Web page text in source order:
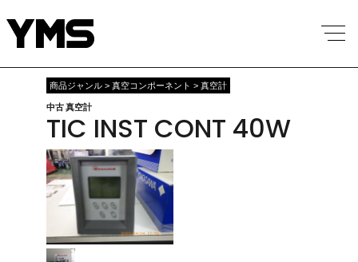
商品ジャンル > 真空コンポーネント > 真空計
中古 真空計
TIC INST CONT 40W